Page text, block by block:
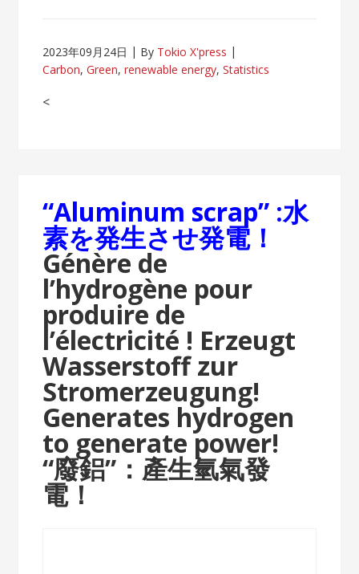
2023年09月24日 By Tokio X'press
Carbon,Green,renewable energy,Statistics
<
“Aluminum scrap” :水
素を発生させ発電！
Génère de
l’hydrogène pour
produire de
l’électricité ! Erzeugt
Wasserstoff zur
Stromerzeugung!
Generates hydrogen
to generate power!
“廢鋁”：產生氫氣發
電！